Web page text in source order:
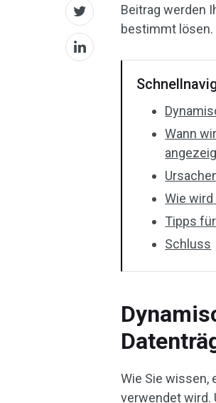
Beitrag werden
bestimmt lösen.
Wann
Wie
Tipps
Schluss
Wie Sie wissen,
verwendet wird.